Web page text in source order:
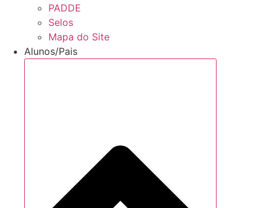
PADDE
Selos
Mapa do Site
Alunos/Pais